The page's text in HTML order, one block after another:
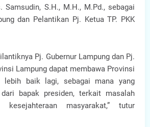
Samsudin, S.H., M.H., M.Pd., sebagai
dan Pelantikan Pj. Ketua TP. PKK
Pj. Gubernur Lampung dan Pj.
Lampung dapat membawa Provinsi
lebih baik lagi, sebagai mana yang
bapak presiden, terkait masalah
kesejahteraan masyarakat,” tutur